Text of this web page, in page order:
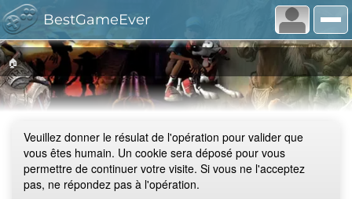
BestGameEver
🏠
Veuillez donner le résulat de l'opération pour valider que
vous êtes humain. Un cookie sera déposé pour vous
permettre de continuer votre visite. Si vous ne l'acceptez
pas, ne répondez pas à l'opération.